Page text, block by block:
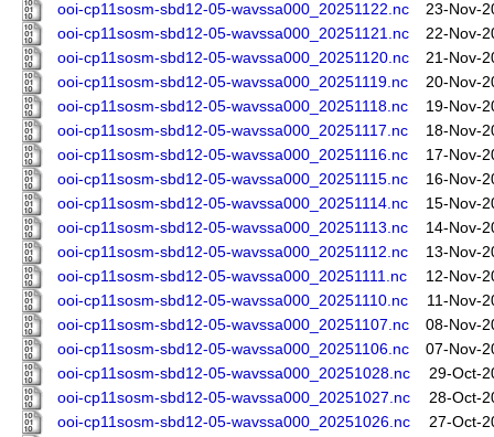
ooi-cp11sosm-sbd12-05-wavssa000_20251122.nc
23-Nov-
ooi-cp11sosm-sbd12-05-wavssa000_20251121.nc
22-Nov-
ooi-cp11sosm-sbd12-05-wavssa000_20251120.nc
21-Nov-
ooi-cp11sosm-sbd12-05-wavssa000_20251119.nc
20-Nov-
ooi-cp11sosm-sbd12-05-wavssa000_20251118.nc
19-Nov-
ooi-cp11sosm-sbd12-05-wavssa000_20251117.nc
18-Nov-
ooi-cp11sosm-sbd12-05-wavssa000_20251116.nc
17-Nov-
ooi-cp11sosm-sbd12-05-wavssa000_20251115.nc
16-Nov-
ooi-cp11sosm-sbd12-05-wavssa000_20251114.nc
15-Nov-
ooi-cp11sosm-sbd12-05-wavssa000_20251113.nc
14-Nov-
ooi-cp11sosm-sbd12-05-wavssa000_20251112.nc
13-Nov-
ooi-cp11sosm-sbd12-05-wavssa000_20251111.nc
12-Nov-
ooi-cp11sosm-sbd12-05-wavssa000_20251110.nc
11-Nov-
ooi-cp11sosm-sbd12-05-wavssa000_20251107.nc
08-Nov-
ooi-cp11sosm-sbd12-05-wavssa000_20251106.nc
07-Nov-
ooi-cp11sosm-sbd12-05-wavssa000_20251028.nc
29-Oct-
ooi-cp11sosm-sbd12-05-wavssa000_20251027.nc
28-Oct-
ooi-cp11sosm-sbd12-05-wavssa000_20251026.nc
27-Oct-